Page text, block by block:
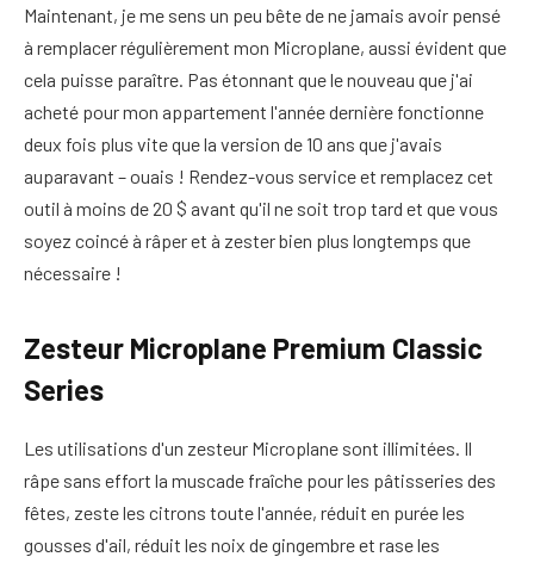
Maintenant, je me sens un peu bête de ne jamais avoir pensé
à remplacer régulièrement mon Microplane, aussi évident que
cela puisse paraître. Pas étonnant que le nouveau que j'ai
acheté pour mon appartement l'année dernière fonctionne
deux fois plus vite que la version de 10 ans que j'avais
auparavant – ouais ! Rendez-vous service et remplacez cet
outil à moins de 20 $ avant qu'il ne soit trop tard et que vous
soyez coincé à râper et à zester bien plus longtemps que
nécessaire !
Zesteur Microplane Premium Classic
Series
Les utilisations d'un zesteur Microplane sont illimitées. Il
râpe sans effort la muscade fraîche pour les pâtisseries des
fêtes, zeste les citrons toute l'année, réduit en purée les
gousses d'ail, réduit les noix de gingembre et rase les